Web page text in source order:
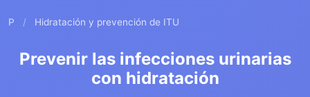
P / Hidratación y prevención de ITU
Prevenir las infecciones urinarias
con hidratación